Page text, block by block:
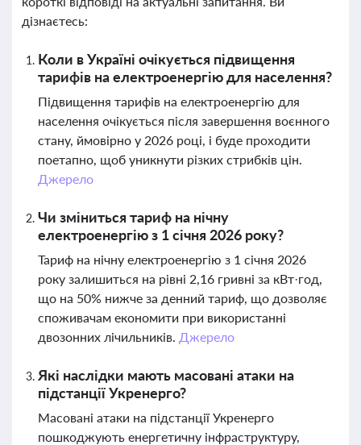
дізнаєтесь:
Коли в Україні очікується підвищення
тарифів на електроенергію для населення?
Підвищення тарифів на електроенергію для
населення очікується після завершення воєнного
стану, ймовірно у 2026 році, і буде проходити
поетапно, щоб уникнути різких стрибків цін.
Джерело
Чи зміниться тариф на нічну
електроенергію з 1 січня 2026 року?
Тариф на нічну електроенергію з 1 січня 2026
року залишиться на рівні 2,16 гривні за кВт·год,
що на 50% нижче за денний тариф, що дозволяє
споживачам економити при використанні
двозонних лічильників. Джерело
Які наслідки мають масовані атаки на
підстанції Укренерго?
Масовані атаки на підстанції Укренерго
пошкоджують енергетичну інфраструктуру,